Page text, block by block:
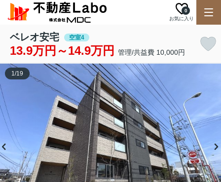
お気に入り
0
ベレオ安宅 空室4
13.9万円～14.9万円 管理/共益費 10,000円
1/19